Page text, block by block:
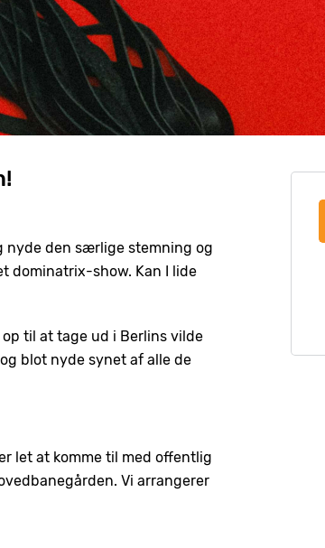
nyde den særlige stemning og
dominatrix-show. Kan I lide
til at tage ud i Berlins vilde
blot nyde synet af alle de
let at komme til med offentlig
Vi arrangerer